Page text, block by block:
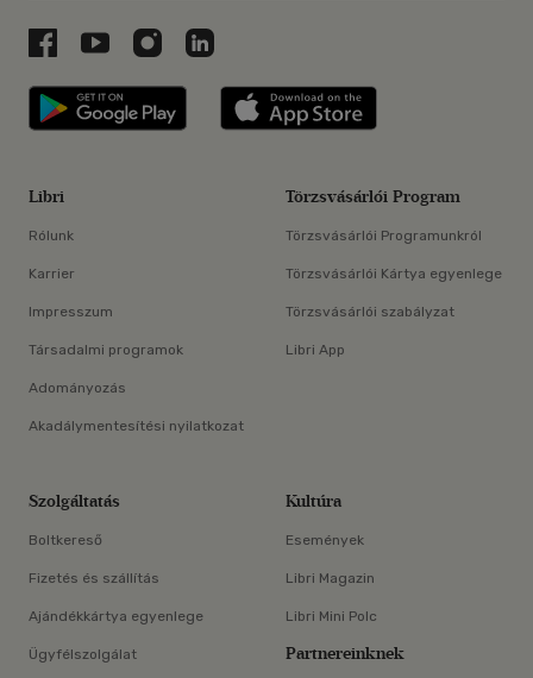
Libri a Facebookon
Libri a Youtube-on
Libri az Instagramon
Libri a LinkedInen
Libri applikáció Szerezd meg: Google
Libri
Rólunk
Karrier
Impresszum
Társadalmi programok
Adományozás
Akadálymentesítési nyilatkozat
Törzsvásárlói Program
Törzsvásárlói Programunkról
Törzsvásárlói Kártya egyenlege
Törzsvásárlói szabályzat
Libri App
Szolgáltatás
Boltkereső
Fizetés és szállítás
Ajándékkártya egyenlege
Ügyfélszolgálat
Kultúra
Események
Libri Magazin
Libri Mini Polc
Partnereinknek